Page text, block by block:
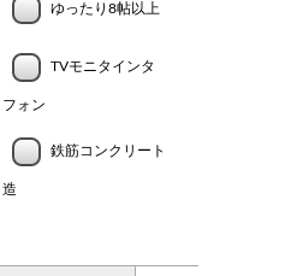
ゆったり8帖以上
TVモニタインタ
フォン
鉄筋コンクリート
造